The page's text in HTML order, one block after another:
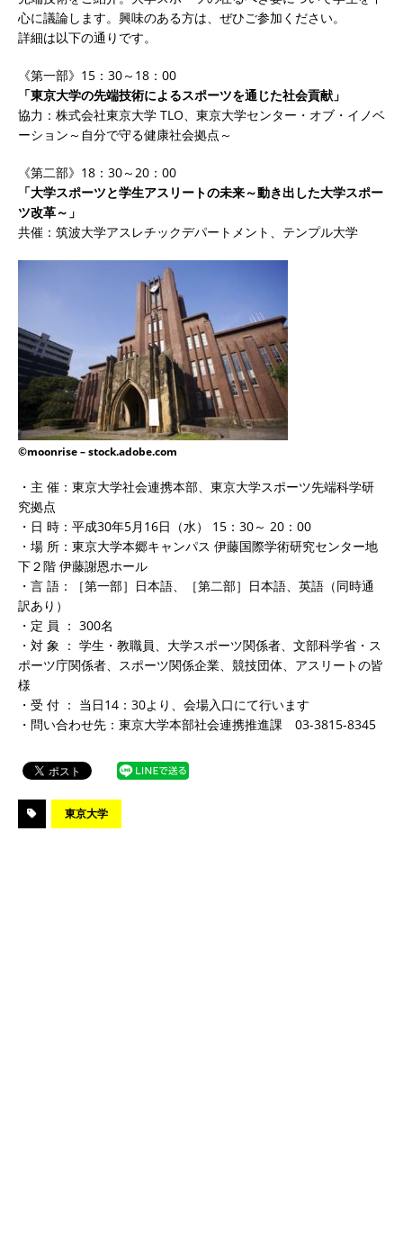
心に議論します。興味のある方は、ぜひご参加ください。
詳細は以下の通りです。
《第一部》15：30～18：00
「東京大学の先端技術によるスポーツを通じた社会貢献」
協力：株式会社東京大学 TLO、東京大学センター・オブ・イノベ
ーション～自分で守る健康社会拠点～
《第二部》18：30～20：00
「大学スポーツと学生アスリートの未来～動き出した大学スポー
ツ改革～」
共催：筑波大学アスレチックデパートメント、テンプル大学
©moonrise – stock.adobe.com
・主 催：東京大学社会連携本部、東京大学スポーツ先端科学研
究拠点
・日 時：平成30年5月16日（水） 15：30～ 20：00
・場 所：東京大学本郷キャンパス 伊藤国際学術研究センター地
下２階 伊藤謝恩ホール
・言 語：［第一部］日本語、［第二部］日本語、英語（同時通
訳あり）
・定 員 ： 300名
・対 象 ： 学生・教職員、大学スポーツ関係者、文部科学省・ス
ポーツ庁関係者、スポーツ関係企業、競技団体、アスリートの皆
様
・受 付 ： 当日14：30より、会場入口にて行います
・問い合わせ先：東京大学本部社会連携推進課 03-3815-8345
東京大学